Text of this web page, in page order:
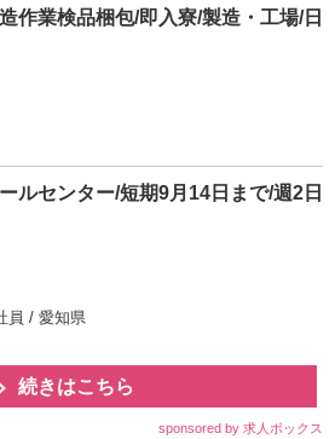
作業検品梱包/即入寮/製造・工場/日
ルセンター/短期9月14日まで/週2日
員 / 愛知県
続きはこちら
sponsored by 求人ボックス